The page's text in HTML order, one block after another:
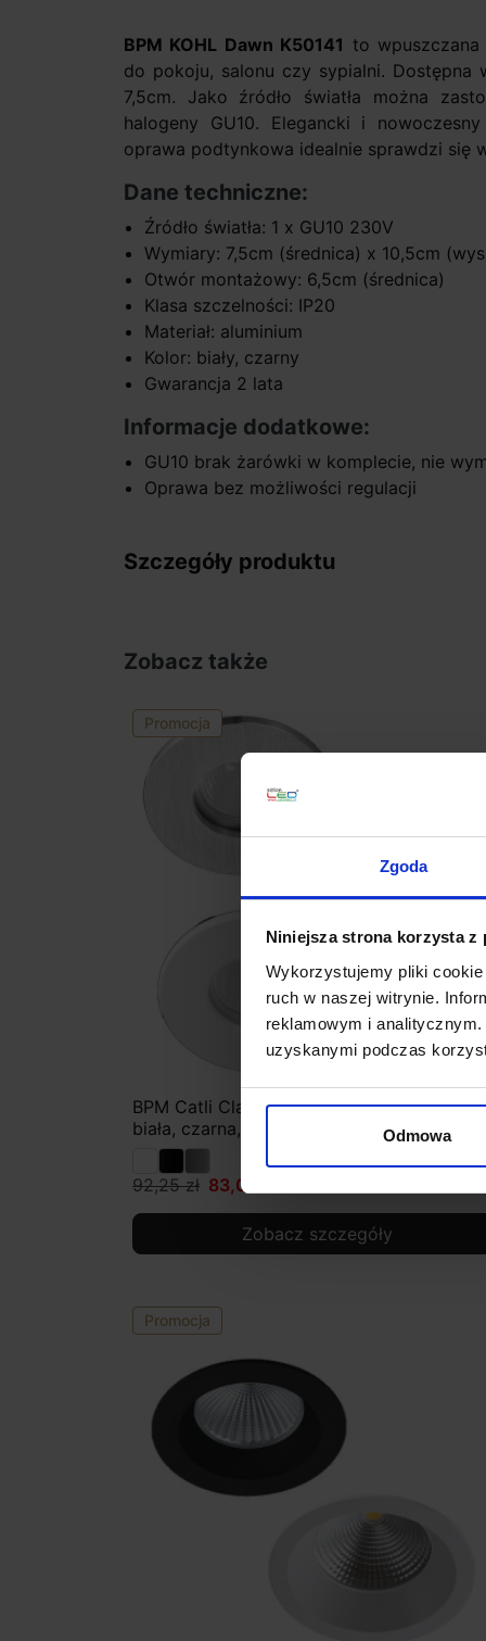
Zgoda
Niniejsza strona korzysta z
Wykorzystujemy pliki
ruch w naszej witrynie.
reklamowym i
uzyskanymi podczas
Odmowa
BPM KOHL Dawn K50141 to
do pokoju, salonu czy sypialni. Dostępna
7,5cm. Jako źródło światła można
halogeny GU10. Elegancki i
oprawa podtynkowa idealnie sprawdzi się
Dane techniczne:
Źródło światła: 1 x GU10 230V
Wymiary: 7,5cm (średnica) x 10,5cm
Otwór montażowy: 6,5cm (średnica)
Klasa szczelności: IP20
Materiał: aluminium
Kolor: biały, czarny
Gwarancja 2 lata
Informacje dodatkowe:
GU10 brak żarówki w komplecie, nie
Oprawa bez możliwości regulacji
Szczegóły produktu
Zobacz także
Promocja
BPM Catli Classic 3005.01 IP65 12V, 230V
biała, czarna, alu
92,25 zł 83,03 zł
Zobacz szczegóły
Promocja